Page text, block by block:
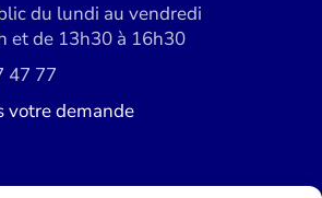
du lundi au vendredi
et de 13h30 à 16h30
47 77
votre demande